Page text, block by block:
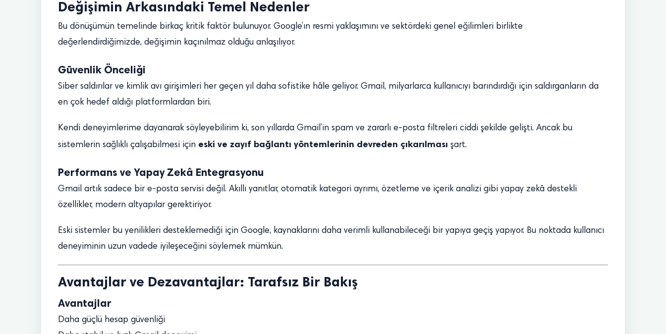
Değişimin Arkasındaki Temel Nedenler
Bu dönüşümün temelinde birkaç kritik faktör bulunuyor. Google’ın resmi yaklaşımını ve sektördeki genel eğilimleri birlikte
değerlendirdiğimizde, değişimin kaçınılmaz olduğu anlaşılıyor.
Güvenlik Önceliği
Siber saldırılar ve kimlik avı girişimleri her geçen yıl daha sofistike hâle geliyor. Gmail, milyarlarca kullanıcıyı barındırdığı için saldırganların da
en çok hedef aldığı platformlardan biri.
Kendi deneyimlerime dayanarak söyleyebilirim ki, son yıllarda Gmail’in spam ve zararlı e-posta filtreleri ciddi şekilde gelişti. Ancak bu
sistemlerin sağlıklı çalışabilmesi için eski ve zayıf bağlantı yöntemlerinin devreden çıkarılması şart.
Performans ve Yapay Zekâ Entegrasyonu
Gmail artık sadece bir e-posta servisi değil. Akıllı yanıtlar, otomatik kategori ayrımı, özetleme ve içerik analizi gibi yapay zekâ destekli
özellikler, modern altyapılar gerektiriyor.
Eski sistemler bu yenilikleri desteklemediği için Google, kaynaklarını daha verimli kullanabileceği bir yapıya geçiş yapıyor. Bu noktada kullanıcı
deneyiminin uzun vadede iyileşeceğini söylemek mümkün.
Avantajlar ve Dezavantajlar: Tarafsız Bir Bakış
Avantajlar
Daha güçlü hesap güvenliği